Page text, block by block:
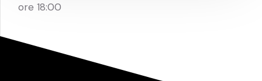
ore 18:00